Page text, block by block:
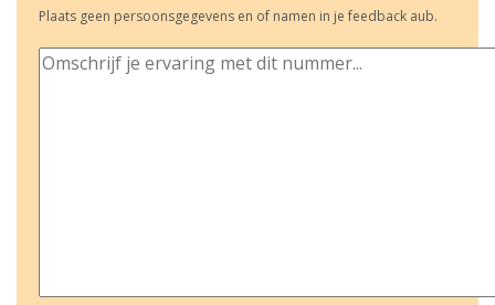
Plaats geen persoonsgegevens en of namen in je feedback aub.